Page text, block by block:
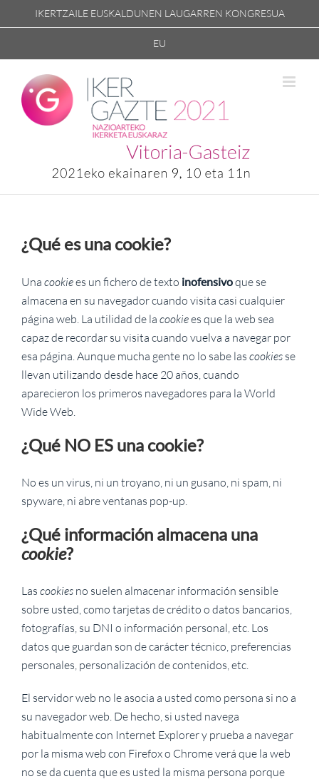
to
IKERTZAILE EUSKALDUNEN LAUGARREN KONGRESUA
EU
¿Qué es una cookie?
Una cookiees un fichero de texto inofensivoque se
almacena en su navegador cuando visita casi cualquier
página web. La utilidad de la cookiees que la web sea
capaz de recordar su visita cuando vuelva a navegar por
esa página. Aunque mucha gente no lo sabe las cookies se
llevan utilizando desde hace 20 años, cuando
aparecieron los primeros navegadores para la World
Wide Web.
¿Qué NO ES una cookie?
No es un virus, ni un troyano, ni un gusano, ni spam, ni
spyware, ni abre ventanas pop-up.
¿Qué información almacena una
cookie?
Las cookies no suelen almacenar información sensible
sobre usted, como tarjetas de crédito o datos bancarios,
fotografías, su DNI o información personal, etc. Los
datos que guardan son de carácter técnico, preferencias
personales, personalización de contenidos, etc.
El servidor web no le asocia a usted como persona si no a
su navegador web. De hecho, si usted navega
habitualmente con Internet Explorer y prueba a navegar
por la misma web con Firefox o Chrome verá que la web
no se da cuenta que es usted la misma persona porque